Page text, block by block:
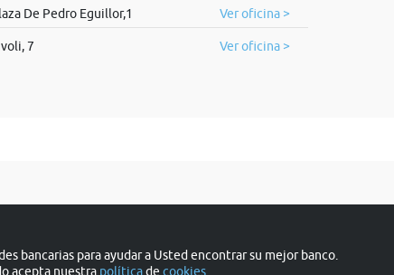
De Pedro Eguillor,1 Ver oficina >
7 Ver oficina >
bancarias para ayudar a Usted encontrar su mejor banco.
acepta nuestra políticade cookies